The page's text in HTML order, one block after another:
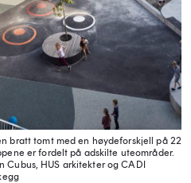
bratt tomt med en høydeforskjell på 22
er fordelt på adskilte uteområder.
HUS arkitekter og CADI